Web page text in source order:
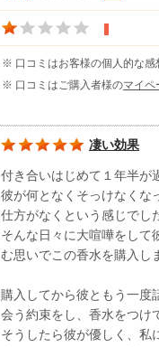
※ 口コミはお客様の個人的な感
※ 口コミはご購入者様のマイペ
凄い効果
付き合いはじめて１年半が
彼が何となくそっけなくな
仕方がなくという感じでし
そんな日々に大喧嘩をして
む思いでこの香水を購入し
購入してから彼ともう一度
会う約束をし、香水をつけ
そうしたら彼が優しく、私